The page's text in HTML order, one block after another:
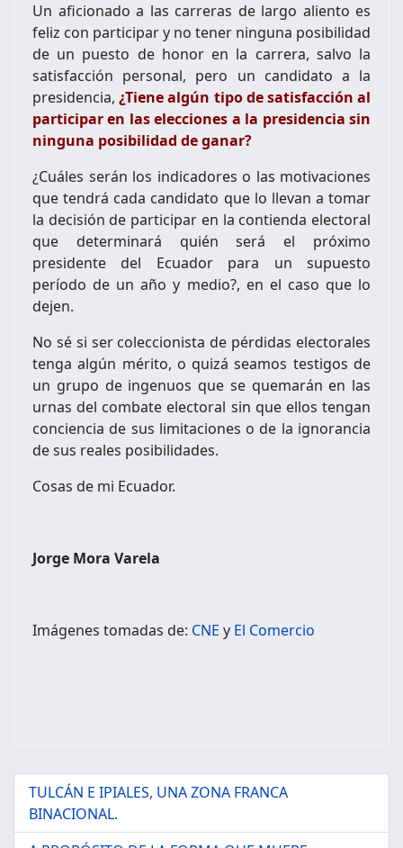
Un aficionado a las carreras de largo aliento es
feliz con participar y no tener ninguna posibilidad
de un puesto de honor en la carrera, salvo la
satisfacción personal, pero un candidato a la
presidencia,¿Tiene algún tipo de satisfacción al
participar en las elecciones a la presidencia sin
ninguna posibilidad de ganar?
¿Cuáles serán los indicadores o las motivaciones
que tendrá cada candidato que lo llevan a tomar
la decisión de participar en la contienda electoral
que determinará quién será el próximo
presidente del Ecuador para un supuesto
período de un año y medio?, en el caso que lo
dejen.
No sé si ser coleccionista de pérdidas electorales
tenga algún mérito, o quizá seamos testigos de
un grupo de ingenuos que se quemarán en las
urnas del combate electoral sin que ellos tengan
conciencia de sus limitaciones o de la ignorancia
de sus reales posibilidades.
Cosas de mi Ecuador.
Jorge Mora Varela
Imágenes tomadas de: CNE y El Comercio
TULCÁN E IPIALES, UNA ZONA FRANCA
BINACIONAL.